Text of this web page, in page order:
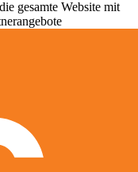
gesamte Website mit